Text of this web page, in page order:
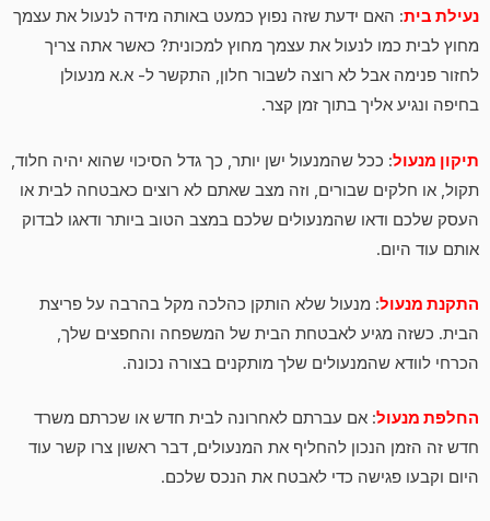
נעילת בית: האם ידעת שזה נפוץ כמעט באותה מידה לנעול את עצמך
מחוץ לבית כמו לנעול את עצמך מחוץ למכונית? כאשר אתה צריך
לחזור פנימה אבל לא רוצה לשבור חלון, התקשר ל- א.א מנעולן
בחיפה ונגיע אליך בתוך זמן קצר.
תיקון מנעול: ככל שהמנעול ישן יותר, כך גדל הסיכוי שהוא יהיה חלוד,
תקול, או חלקים שבורים, וזה מצב שאתם לא רוצים כאבטחה לבית או
העסק שלכם ודאו שהמנעולים שלכם במצב הטוב ביותר ודאגו לבדוק
אותם עוד היום.
התקנת מנעול: מנעול שלא הותקן כהלכה מקל בהרבה על פריצת
הבית. כשזה מגיע לאבטחת הבית של המשפחה והחפצים שלך,
הכרחי לוודא שהמנעולים שלך מותקנים בצורה נכונה.
החלפת מנעול: אם עברתם לאחרונה לבית חדש או שכרתם משרד
חדש זה הזמן הנכון להחליף את המנעולים, דבר ראשון צרו קשר עוד
היום וקבעו פגישה כדי לאבטח את הנכס שלכם.